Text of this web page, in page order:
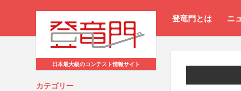
登竜門とは ニ
日本最大級のコンテスト情報サイト
カテゴリー